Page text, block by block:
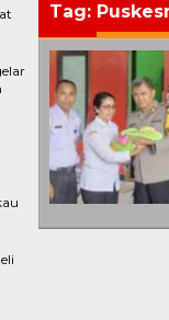
Tag: